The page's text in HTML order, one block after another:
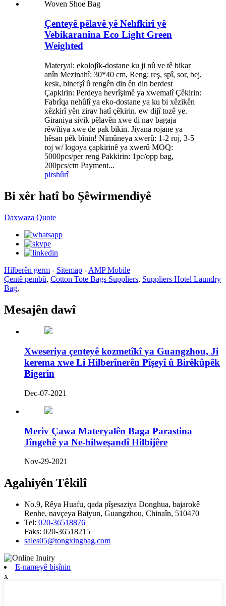
Çenteyê pêlavê yê Nehfkirî yê
Vebikaranîna Eco Light Green
Weighted
Materyal: ekolojîk-dostane ku ji nû ve tê bikar
anîn Mezinahî: 30*40 cm, Reng: reş, spî, sor, bej,
kesk, binefşî û rengên din ên din berdest
Çapkirin: Perdeya hevrîşimê ya xwemalî Çêkirin:
Fabrîqa nehûlî ya eko-dostane ya ku bi xêzikên
xêzkirî yên zirav hatî çêkirin. ew dijî tozê ye.
Giraniya sivik pêlavên xwe di nav bagaja
rêwîtiya xwe de pak bikin. Jiyana rojane ya
hêsan pêk bînin! Nimûneya xwerû: 1-2 roj, 3-5
roj w/ logoya çapkirinê ya xwerû MOQ:
5000pcs/per reng Pakkirin: 1pc/opp bag,
200pcs/ctn Payment...
pirshûrî
Bi xêr hatî bo Şêwirmendiyê
Daxwaza Quote
Hilberên germ - Sitemap - AMP Mobile
Çentê pembû, Cotton Tote Bags Suppliers, Suppliers Hotel Laundry
Bag,
Mesajên dawî
Xweseriya çenteyê kozmetîkî ya Guangzhou, Ji
kerema xwe Li Hilberînerên Pîşeyî û Birêkûpêk
Bigerin
Dec-07-2021
Meriv Çawa Materyalên Baga Parastina
Jîngehê ya Ne-hilweşandî Hilbijêre
Nov-29-2021
Agahiyên Têkilî
No.9, Rêya Huafu, qada pîşesaziya Donghua, bajarokê
Renhe, navçeya Baiyun, Guangzhou, Chinaîn, 510470
Tel: 020-36518876
Faks: 020-36518215
sales05@tongxingbag.com
E-nameyê bişînin
x